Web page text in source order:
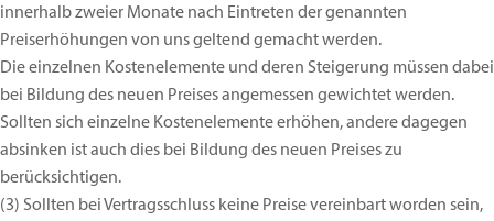
innerhalb zweier Monate nach Eintreten der genannten
Preiserhöhungen von uns geltend gemacht werden.
Die einzelnen Kostenelemente und deren Steigerung müssen dabei
bei Bildung des neuen Preises angemessen gewichtet werden.
Sollten sich einzelne Kostenelemente erhöhen, andere dagegen
absinken ist auch dies bei Bildung des neuen Preises zu
berücksichtigen.
(3) Sollten bei Vertragsschluss keine Preise vereinbart worden sein,